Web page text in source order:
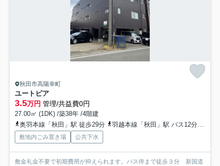
秋田市高陽幸町
ユートピア
3.5万円 管理/共益費0円
27.00㎡ (1DK) /築38年 /4階建
奥羽本線「秋田」駅 徒歩29分
羽越本線「秋田」駅 バス12分 秋田中央交通「山王二丁目（秋田県）」 停歩3分
敷地内ごみ置き場 公共下水
敷金礼金不要で初期費用が抑えられます。バス停まで徒歩３分 新国道